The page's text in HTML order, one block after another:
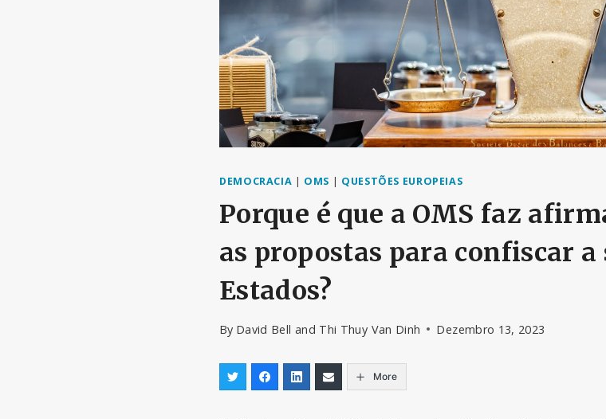
DEMOCRACIA | OMS | QUESTÕES EUROPEIAS
Porque é que a OMS faz
as propostas para confiscar
Estados?
By David Bell and Thi Thuy Van Dinh Dezembro 13, 2023
More